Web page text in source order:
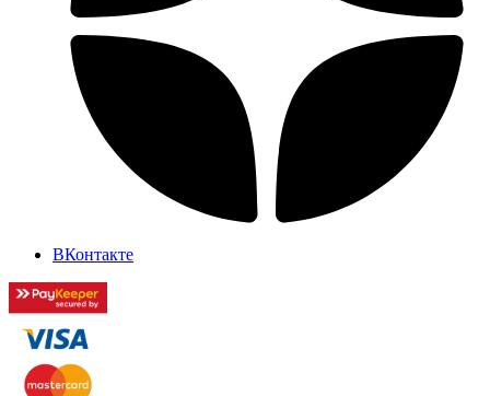
ВКонтакте